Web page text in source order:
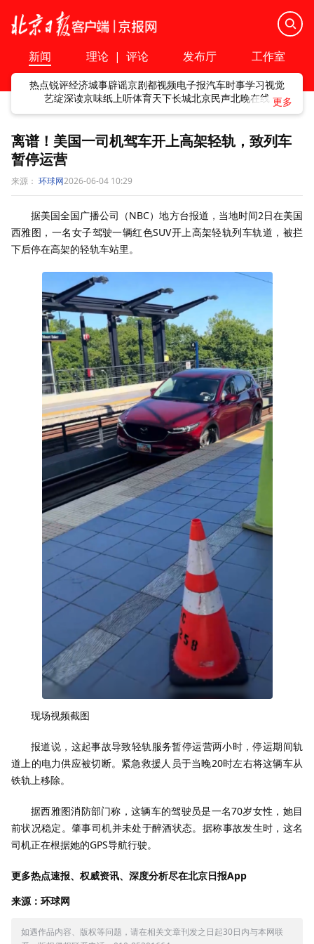
新闻 理论 | 评论 发布厅 工作室
热点锐评经济城事辟谣京剧都视频电子报汽车时事学习视觉
艺绽深读京味纸上听体育天下长城北京民声北晚在线
离谱！美国一司机驾车开上高架轻轨，致列车
暂停运营
来源： 环球网2026-06-04 10:29
据美国全国广播公司（NBC）地方台报道，当地时间2日在美国
西雅图，一名女子驾驶一辆红色SUV开上高架轻轨列车轨道，被拦
下后停在高架的轻轨车站里。
现场视频截图
报道说，这起事故导致轻轨服务暂停运营两小时，停运期间轨
道上的电力供应被切断。紧急救援人员于当晚20时左右将这辆车从
铁轨上移除。
据西雅图消防部门称，这辆车的驾驶员是一名70岁女性，她目
前状况稳定。肇事司机并未处于醉酒状态。据称事故发生时，这名
司机正在根据她的GPS导航行驶。
更多热点速报、权威资讯、深度分析尽在北京日报App
来源：环球网
如遇作品内容、版权等问题，请在相关文章刊发之日起30日内与本网联